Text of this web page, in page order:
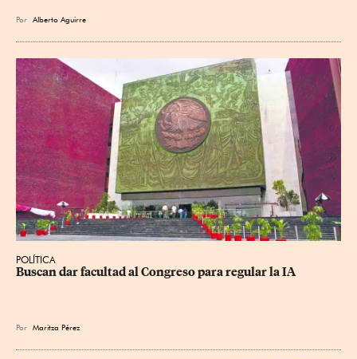
Por Alberto Aguirre
POLÍTICA
Buscan dar facultad al Congreso para regular la IA
Por Maritza Pérez